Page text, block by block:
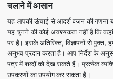
चलाने में आसान
यह आपकी ऊंचाई से आदर्श वजन की गणना
यह चुनने की कोई आवश्यकता नहीं है कि
पर है। इसके अतिरिक्त, विज्ञापनों से मुक्त,
अनुभव प्रदान करता है। आप निर्देश के
पत्र में शब्दों को देख सकते हैं। प्रत्येक
उपकरणों का उपयोग कर सकता है।